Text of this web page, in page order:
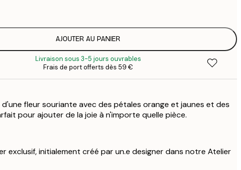
AJOUTER AU PANIER
Livraison sous 3-5 jours ouvrables
Frais de port offerts dès 59 €
fleur souriante avec des pétales orange et jaunes et des
pour ajouter de la joie à n'importe quelle pièce.
exclusif, initialement créé par un.e designer dans notre Atelier